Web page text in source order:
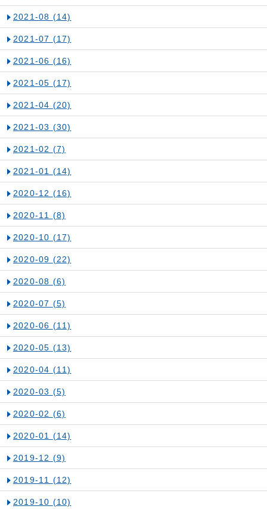
2021-08 (14)
2021-07 (17)
2021-06 (16)
2021-05 (17)
2021-04 (20)
2021-03 (30)
2021-02 (7)
2021-01 (14)
2020-12 (16)
2020-11 (8)
2020-10 (17)
2020-09 (22)
2020-08 (6)
2020-07 (5)
2020-06 (11)
2020-05 (13)
2020-04 (11)
2020-03 (5)
2020-02 (6)
2020-01 (14)
2019-12 (9)
2019-11 (12)
2019-10 (10)